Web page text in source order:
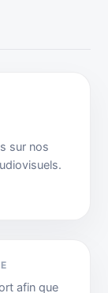
sur nos
afin que